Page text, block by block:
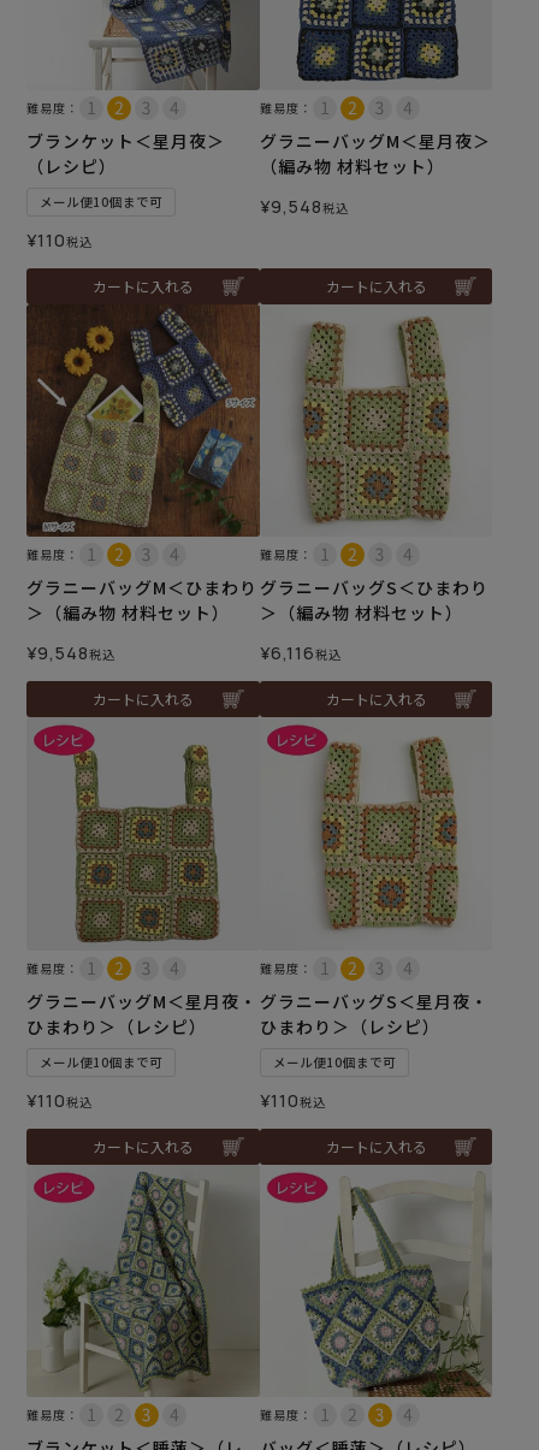
難易度：
ブランケット＜星月夜＞
（レシピ）
メール便10個まで可
¥110税込
カートに入れる
難易度：
グラニーバッグM＜星月夜＞
（編み物 材料セット）
¥9,548税込
カートに入れる
難易度：
グラニーバッグM＜ひまわり
＞（編み物 材料セット）
¥9,548税込
カートに入れる
難易度：
グラニーバッグS＜ひまわり
＞（編み物 材料セット）
¥6,116税込
カートに入れる
難易度：
グラニーバッグM＜星月夜・
ひまわり＞（レシピ）
メール便10個まで可
¥110税込
カートに入れる
難易度：
グラニーバッグS＜星月夜・
ひまわり＞（レシピ）
メール便10個まで可
¥110税込
カートに入れる
難易度： 難易度：